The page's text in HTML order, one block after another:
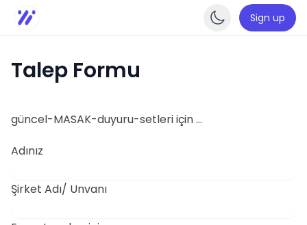
Enable
Sign up
Talep Formu
güncel-MASAK-duyuru-setleri için …
Adınız
Şirket Adı/ Unvanı